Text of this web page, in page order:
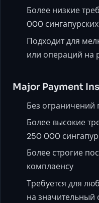
Более низкие
000
Подходит для
или операций на
Major Payment
Без ограничений
Более высокие
250 000
Более строгие
комплаенсу
Требуется для
на значительный